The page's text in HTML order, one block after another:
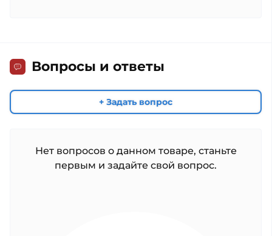
Вопросы и ответы
+ Задать вопрос
Нет вопросов о данном товаре, станьте
первым и задайте свой вопрос.